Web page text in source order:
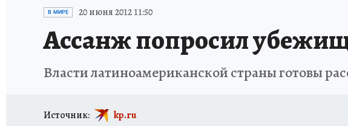
ИСПЫТАНО НА СЕБЕ
В МИРЕ 20 июня 2012 11:50
Ассанж попросил
Власти латиноамериканской страны готовы
Источник: kp.ru